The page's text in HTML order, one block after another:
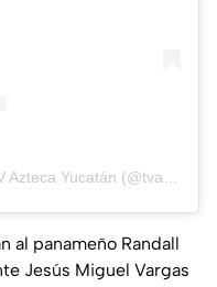
Una publicación compartida por TV Azteca Yucatán (@tvaztecayucatan)
al panameño Randall
Jesús Miguel Vargas